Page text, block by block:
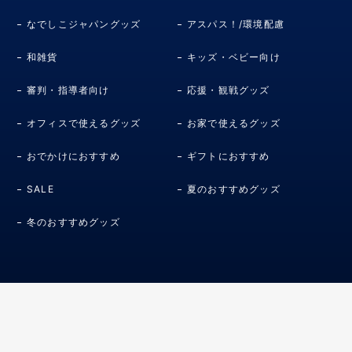
なでしこジャパングッズ アスパス！/環境配慮
和雑貨 キッズ・ベビー向け
審判・指導者向け 応援・観戦グッズ
オフィスで使えるグッズ お家で使えるグッズ
おでかけにおすすめ ギフトにおすすめ
SALE 夏のおすすめグッズ
冬のおすすめグッズ